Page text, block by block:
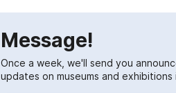
Message!
Once a week, we'll send you
updates on museums and